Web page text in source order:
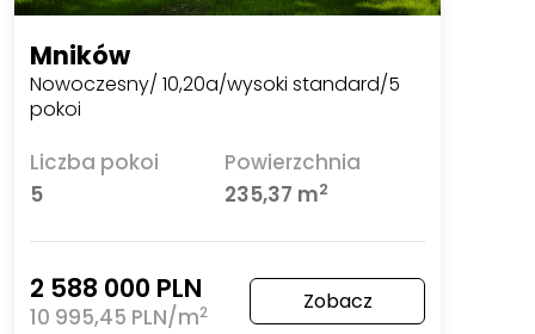
Mników
Nowoczesny/ 10,20a/wysoki standard/5
pokoi
Liczba pokoi
5
Powierzchnia
235,37 m2
2 588 000 PLN
10 995,45 PLN/m2 Zobacz